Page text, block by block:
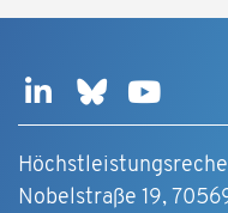
Nobelstraße 19,